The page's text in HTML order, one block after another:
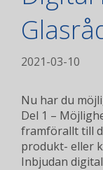
2021-03-10
Nu har du
Del 1 –
framförallt till
produkt- eller
Inbjudan